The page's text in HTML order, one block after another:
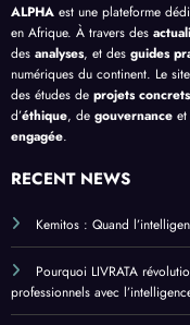
ALPHA est une plateforme
en Afrique. À travers des
des analyses, et des guides
numériques du continent. Le
des études de projets concrets
d’éthique, de gouvernance
engagée.
RECENT NEWS
Kemitos : Quand
Pourquoi LIVRATA
professionnels avec